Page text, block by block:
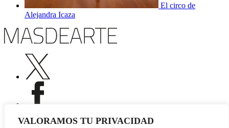
VALORAMOS TU PRIVACIDAD
El circo de
Alejandra Icaza